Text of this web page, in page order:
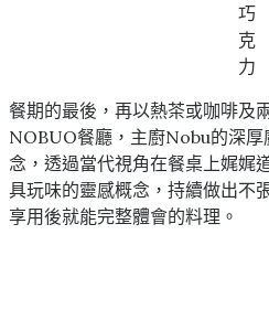
巧
克
力
餐期的最後，再以熱茶或咖啡及
NOBUO餐廳，主廚Nobu的深厚
念，透過當代視角在餐桌上娓娓
具玩味的靈感概念，持續做出不
享用後就能完整體會的料理。